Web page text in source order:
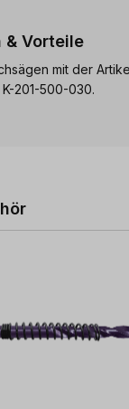
& Vorteile
mit der
201-500-030.